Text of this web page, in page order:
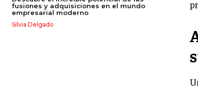
fusiones y adquisiciones en el mundo
empresarial moderno
Silvia Delgado